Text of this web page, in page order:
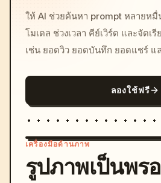
ให้ AI ช่วยค้นหา prompt หลายหมื่
โมเดล ช่วงเวลา คีย์เวิร์ด และจัดเ
เช่น ยอดวิว ยอดบันทึก ยอดแชร์ แ
ลองใช้ฟรี
เครื่องมือด้านภาพ
รูปภาพเป็นพร